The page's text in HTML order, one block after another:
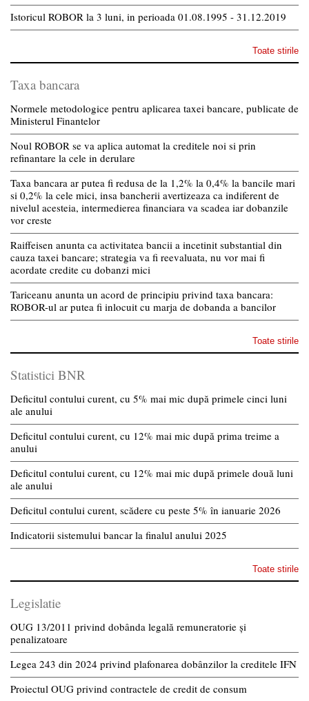
Istoricul ROBOR la 3 luni, in perioada 01.08.1995 - 31.12.2019
Toate stirile
Taxa bancara
Normele metodologice pentru aplicarea taxei bancare, publicate de
Ministerul Finantelor
Noul ROBOR se va aplica automat la creditele noi si prin
refinantare la cele in derulare
Taxa bancara ar putea fi redusa de la 1,2% la 0,4% la bancile mari
si 0,2% la cele mici, insa bancherii avertizeaza ca indiferent de
nivelul acesteia, intermedierea financiara va scadea iar dobanzile
vor creste
Raiffeisen anunta ca activitatea bancii a incetinit substantial din
cauza taxei bancare; strategia va fi reevaluata, nu vor mai fi
acordate credite cu dobanzi mici
Tariceanu anunta un acord de principiu privind taxa bancara:
ROBOR-ul ar putea fi inlocuit cu marja de dobanda a bancilor
Toate stirile
Statistici BNR
Deficitul contului curent, cu 5% mai mic după primele cinci luni
ale anului
Deficitul contului curent, cu 12% mai mic după prima treime a
anului
Deficitul contului curent, cu 12% mai mic după primele două luni
ale anului
Deficitul contului curent, scădere cu peste 5% în ianuarie 2026
Indicatorii sistemului bancar la finalul anului 2025
Toate stirile
Legislatie
OUG 13/2011 privind dobânda legală remuneratorie și
penalizatoare
Legea 243 din 2024 privind plafonarea dobânzilor la creditele IFN
Proiectul OUG privind contractele de credit de consum